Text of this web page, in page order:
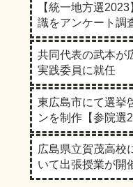
【統一地方選
識をアンケート調
共同代表の武本が
実践委員に就任
東広島市にて選挙
ンを制作【参院選
広島県立賀茂高校
いて出張授業が開